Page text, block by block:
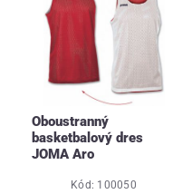
Oboustranný
basketbalový dres
JOMA Aro
Kód: 100050